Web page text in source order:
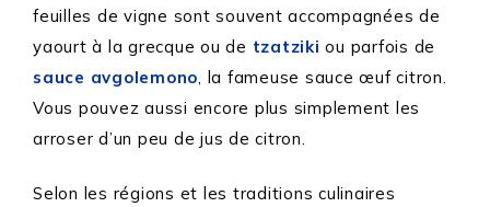
feuilles de vigne sont souvent accompagnées de
yaourt à la grecque ou de tzatziki ou parfois de
sauce avgolemono, la fameuse sauce œuf citron.
Vous pouvez aussi encore plus simplement les
arroser d’un peu de jus de citron.
Selon les régions et les traditions culinaires